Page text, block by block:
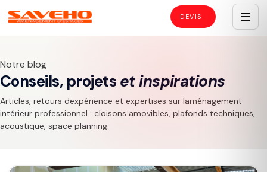
Notre blog
Conseils, projets et inspirations
Articles, retours dexpérience et expertises sur laménagement
intérieur professionnel : cloisons amovibles, plafonds techniques,
acoustique, space planning.